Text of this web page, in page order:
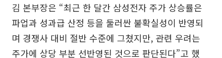
김 본부장은 “최근 한 달간 삼성전자 주가 상승률은
파업과 성과급 산정 등을 둘러싼 불확실성이 반영되
며 경쟁사 대비 절반 수준에 그쳤지만, 관련 우려는
주가에 상당 부분 선반영된 것으로 판단된다”고 했